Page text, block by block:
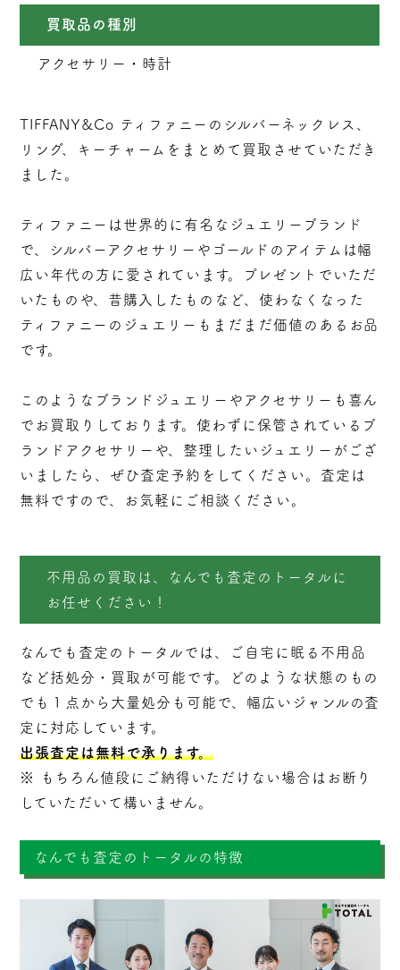
買取品の種別
アクセサリー・時計
TIFFANY&Co ティファニーのシルバーネックレス、
リング、キーチャームをまとめて買取させていただき
ました。
ティファニーは世界的に有名なジュエリーブランド
で、シルバーアクセサリーやゴールドのアイテムは幅
広い年代の方に愛されています。プレゼントでいただ
いたものや、昔購入したものなど、使わなくなった
ティファニーのジュエリーもまだまだ価値のあるお品
です。
このようなブランドジュエリーやアクセサリーも喜ん
でお買取りしております。使わずに保管されているブ
ランドアクセサリーや、整理したいジュエリーがござ
いましたら、ぜひ査定予約をしてください。査定は
無料ですので、お気軽にご相談ください。
不用品の買取は、なんでも査定のトータルに
お任せください！
なんでも査定のトータルでは、ご自宅に眠る不用品
など括処分・ 買取 が可能です。どのような状態のもの
でも１点から大量処分も可能で、幅広いジャンルの査
定に対応しています。
出張査定は無料で承ります。
※ もちろん値段にご納得いただけない場合はお断り
していただいて構いません。
なんでも査定のトータルの特徴